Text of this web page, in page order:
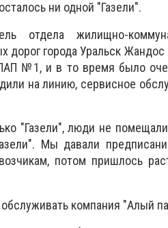
ни одной "Газели".
отдела жилищно-
дорог города Уральск Жандос
№1, и в то время было
на линию, сервисное
"Газели", люди не
Мы давали
потом пришлось
компания "Алый